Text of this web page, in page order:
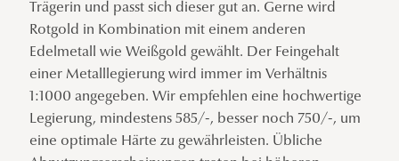
Trägerin und passt sich dieser gut an. Gerne wird
Rotgold in Kombination mit einem anderen
Edelmetall wie Weißgold gewählt. Der Feingehalt
einer Metalllegierung wird immer im Verhältnis
1:1000 angegeben. Wir empfehlen eine hochwertige
Legierung, mindestens 585/-, besser noch 750/-, um
eine optimale Härte zu gewährleisten. Übliche